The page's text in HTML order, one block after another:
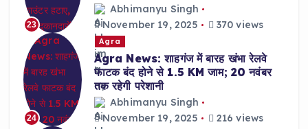
23
Abhimanyu Singh
November 19, 2025
370 views
24
Agra
Agra News: शाहगंज में बारह खंभा रेलवे
फाटक बंद होने से 1.5 KM जाम; 20 नवंबर
तक रहेगी परेशानी
Abhimanyu Singh
November 19, 2025
216 views